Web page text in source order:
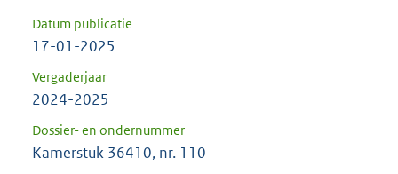
Datum publicatie
17-01-2025
Vergaderjaar
2024-2025
Dossier- en ondernummer
Kamerstuk 36410, nr. 110